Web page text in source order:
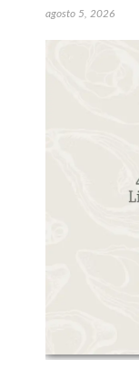
agosto 5, 2026